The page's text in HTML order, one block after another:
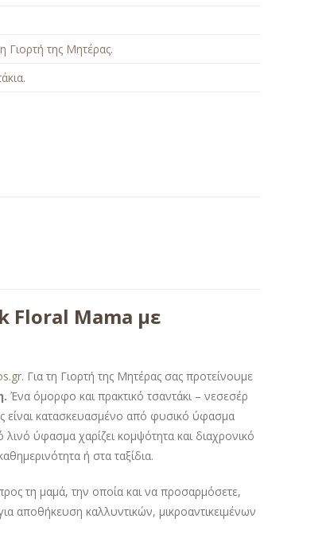
Γιορτή της Μητέρας.
.
Floral Mama με
. Για τη Γιορτή της Μητέρας σας προτείνουμε
. Ένα όμορφο και πρακτικό τσαντάκι – νεσεσέρ
είναι κατασκευασμένο από φυσικό ύφασμα
ύφασμα χαρίζει κομψότητα και διαχρονικό
ή στα ταξίδια.
τη μαμά, την οποία και να προσαρμόσετε,
αποθήκευση καλλυντικών, μικροαντικειμένων